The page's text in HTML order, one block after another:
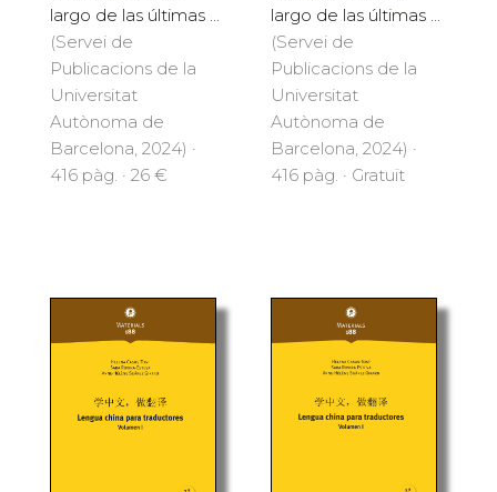
largo de las últimas ...
(Servei de
Publicacions de la
Universitat
Autònoma de
Barcelona, 2024) ·
416 pàg. · 26 €
largo de las últimas ...
(Servei de
Publicacions de la
Universitat
Autònoma de
Barcelona, 2024) ·
416 pàg. · Gratuït